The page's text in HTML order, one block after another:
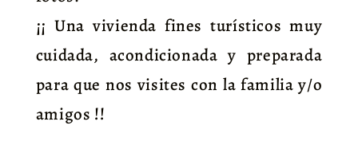
¡¡ Una vivienda fines turísticos muy
cuidada, acondicionada y preparada
para que nos visites con la familia y/o
amigos !!